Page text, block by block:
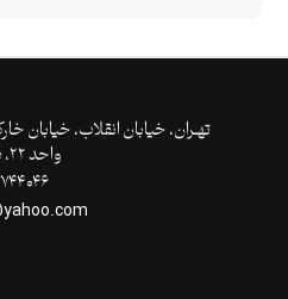
واحد ۲۲، طبقۀ ۵